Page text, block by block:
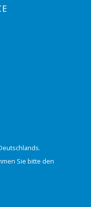
Sie bitte den